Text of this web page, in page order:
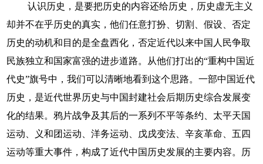
认识历史，是要把历史的内容还给历史，历史虚无主义
却并不在乎历史的真实，他们任意打扮、切割、假设、否定
历史的动机和目的是全盘西化，否定近代以来中国人民争取
民族独立和国家富强的进步道路。从他们打出的“重构中国近
代史”旗号中，我们可以清晰地看到这个思路。一部中国近代
历史，是近代世界历史与中国封建社会后期历史综合发展变
化的结果。鸦片战争及其后的一系列不平等条约、太平天国
运动、义和团运动、洋务运动、戊戌变法、辛亥革命、五四
运动等重大事件，构成了近代中国历史发展的主要内容。历